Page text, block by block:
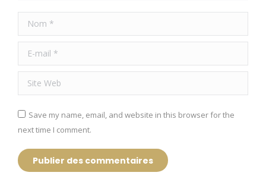
Nom *
E-mail *
Site Web
Save my name, email, and website in this browser for the
next time I comment.
Publier des commentaires